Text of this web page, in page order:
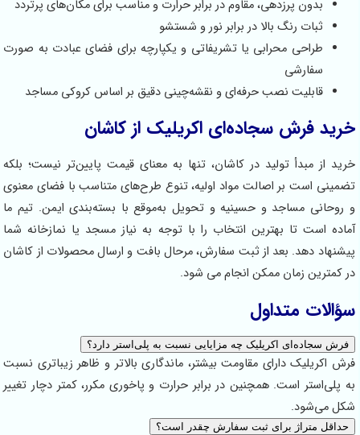
بدون پرزدهی، مقاوم در برابر حرارت و مناسب برای مکان‌های پرتردد
ثبات رنگ بالا در برابر نور و شستشو
طراحی محرابی یا تشریفاتی و یکپارچه برای فضای عبادت به صورت
سفارشی
قابلیت نصب حرفه‌ای و نقشه‌چینی دقیق بر اساس کروکی مساجد
فرش سجاده‌ای اکریلیک از کاشان
مبدأ تولید در کاشان، تنها به معنای قیمت پایین‌تر نیست؛ بلکه
است بر اصالت مواد اولیه، تنوع طرح‌های متناسب با فضای معنوی
مساجد و حسینیه و تحویل به‌موقع با بسته‌بندی ایمن. تیم ما
است تا بهترین انتخاب را با توجه به نیاز مسجد یا نمازخانه شما
دهد. بعد از ثبت سفارش، مرحال بافت و ارسال محصولات از کاشان
زمان ممکن انجام می شود.
متداول
اکریلیک چه مزایایی نسبت به پلی‌استر دارد؟
دارای مقاومت بیشتر، ماندگاری بالاتر و ظاهر زیباتری نسبت
است. همچنین در برابر حرارت و پاخوری مکرر، کمتر دچار تغییر
متراژ برای ثبت سفارش چقدر است؟